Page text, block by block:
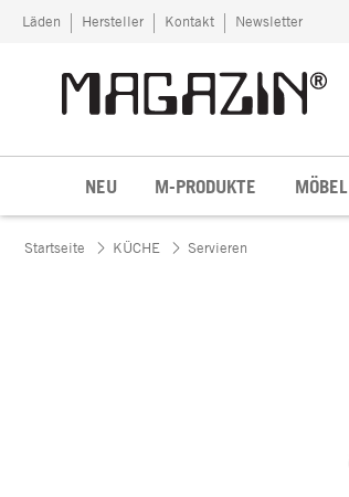
Zum Inhalt springen
Läden Hersteller Kontakt Newsletter
NEU M-PRODUKTE MÖBEL
Startseite KÜCHE Servieren